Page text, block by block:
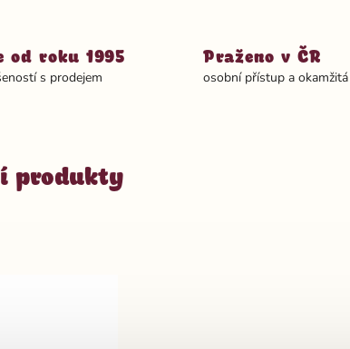
od roku 1995
s prodejem
Praženo v ČR
osobní přístup a
produkty